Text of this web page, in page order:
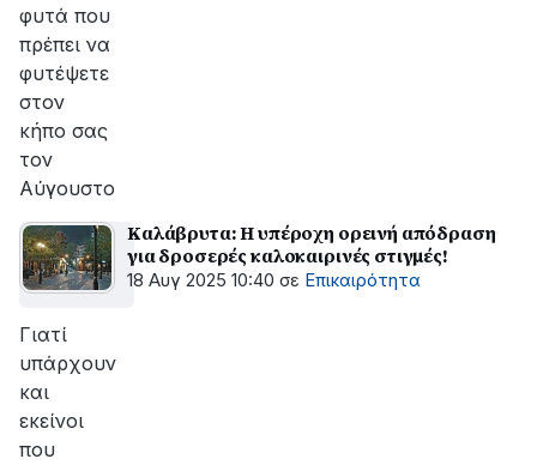
φυτά που
πρέπει να
φυτέψετε
στον
κήπο σας
τον
Αύγουστο
Καλάβρυτα: Η υπέροχη ορεινή απόδραση
για δροσερές καλοκαιρινές στιγμές!
18 Αυγ 2025 10:40 σε Επικαιρότητα
Γιατί
υπάρχουν
και
εκείνοι
που